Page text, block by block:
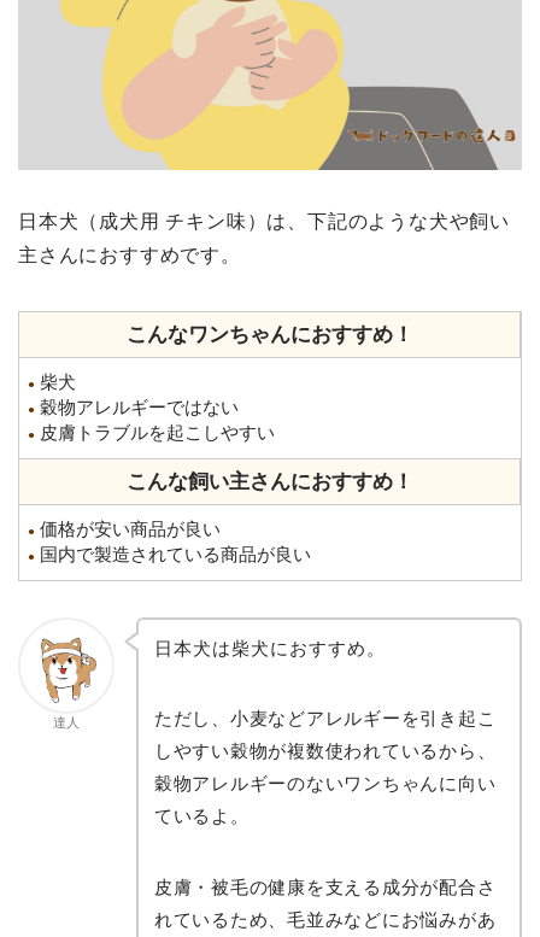
日本犬（成犬用 チキン味）は、下記のような犬や飼い
主さんにおすすめです。
こんなワンちゃんにおすすめ！
● 柴犬
● 穀物アレルギーではない
● 皮膚トラブルを起こしやすい
こんな飼い主さんにおすすめ！
● 価格が安い商品が良い
● 国内で製造されている商品が良い
達人
日本犬は柴犬におすすめ。
ただし、小麦などアレルギーを引き起こ
しやすい穀物が複数使われているから、
穀物アレルギーのないワンちゃんに向い
ているよ。
皮膚・被毛の健康を支える成分が配合さ
れているため、毛並みなどにお悩みがあ